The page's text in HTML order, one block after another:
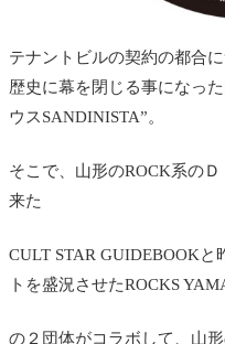
テナントビルの契約の都合
歴史に幕を閉じる事になっ
ウスSANDINISTA”。
そこで、山形のROCK系の
来た
CULT STAR GUIDEBOOK
トを盛況させたROCKS
の２団体がコラボして、山